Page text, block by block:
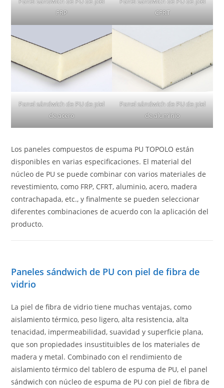
FRP
CFRT
Panel sándwich de PU de piel
de acero
Panel sándwich de PU de piel
de aluminio
Los paneles compuestos de espuma PU TOPOLO están
disponibles en varias especificaciones. El material del
núcleo de PU se puede combinar con varios materiales de
revestimiento, como FRP, CFRT, aluminio, acero, madera
contrachapada, etc., y finalmente se pueden seleccionar
diferentes combinaciones de acuerdo con la aplicación del
producto.
Paneles sándwich de PU con piel de fibra de
vidrio
La piel de fibra de vidrio tiene muchas ventajas, como
aislamiento térmico, peso ligero, alta resistencia, alta
tenacidad, impermeabilidad, suavidad y superficie plana,
que son propiedades insustituibles de los materiales de
madera y metal. Combinado con el rendimiento de
aislamiento térmico del tablero de espuma de PU, el panel
sándwich con núcleo de espuma de PU con piel de fibra de